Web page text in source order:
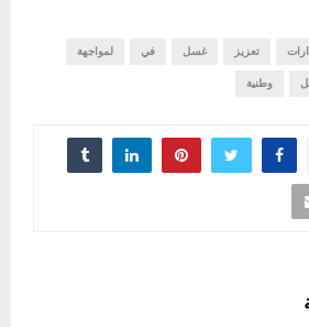
تعزيز غسل في لمواجهة
وطنية